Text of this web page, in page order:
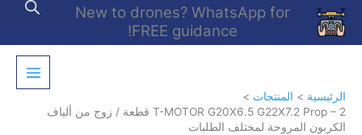
تخطي
المحتوى
New to drones? WhatsApp for
FREE guidance!
الرئيسية
المنتجات
T-MOTOR G20X6.5 G22X7.2 Prop – 2 قطعة / زوج من ألياف
الكربون المروحة لمختلف الطلبات